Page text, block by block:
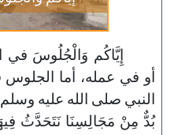
إِيَّاكُم وَالْجُلُوسَ في
أو في عمله، أما
النبي صلى الله عليه
بُدٌّ مِنْ مَجَالِسِنَا نَتَحَدَّثُ